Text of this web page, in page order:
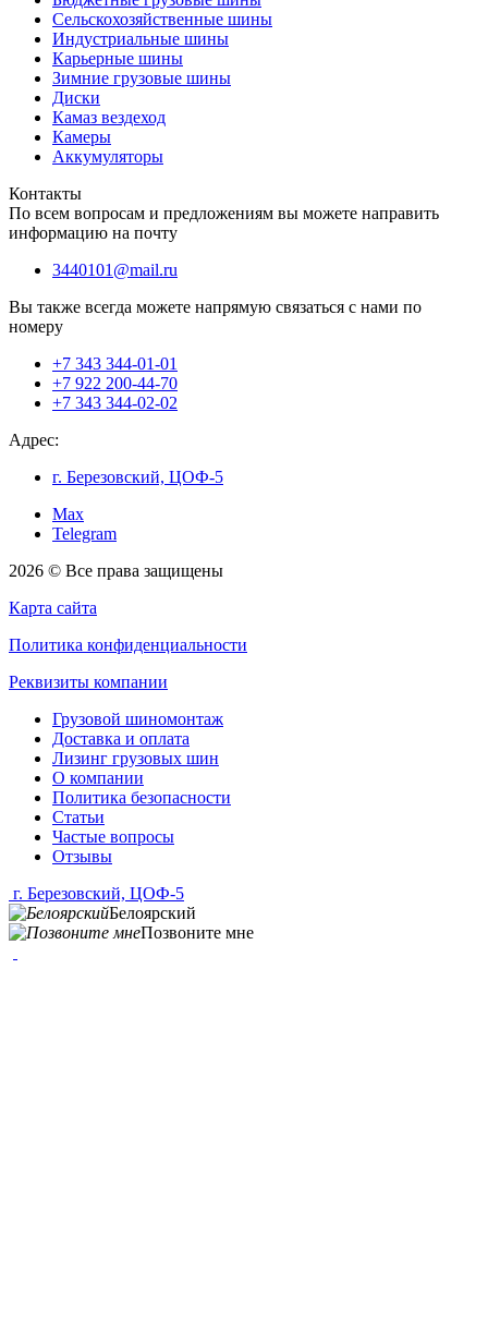
Сельскохозяйственные шины
Индустриальные шины
Карьерные шины
Зимние грузовые шины
Диски
Камаз вездеход
Камеры
Аккумуляторы
Контакты
По всем вопросам и предложениям вы можете направить
информацию на почту
3440101@mail.ru
Вы также всегда можете напрямую связаться с нами по
номеру
+7 343 344-01-01
+7 922 200-44-70
+7 343 344-02-02
Адрес:
г. Березовский, ЦОФ-5
Max
Telegram
2026 © Все права защищены
Карта сайта
Политика конфиденциальности
Реквизиты компании
Грузовой шиномонтаж
Доставка и оплата
Лизинг грузовых шин
О компании
Политика безопасности
Статьи
Частые вопросы
Отзывы
г. Березовский, ЦОФ-5
Белоярский
Позвоните мне